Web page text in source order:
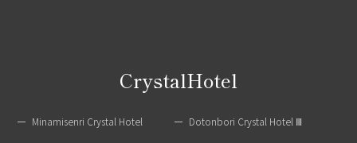
CrystalHotel
Minamisenri Crystal Hotel Dotonbori Crystal Hotel Ⅲ